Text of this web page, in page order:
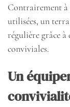
Contrairement à
utilisées, un
régulière grâce à
conviviales.
Un